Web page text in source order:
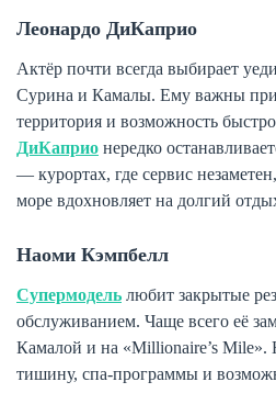
Леонардо ДиКаприо
Актёр почти всегда выбирает
Сурина и Камалы. Ему важны
территория и возможность
ДиКаприо нередко
— курортах, где сервис
море вдохновляет на долгий
Наоми Кэмпбелл
Супермодель любит закрытые
обслуживанием. Чаще всего её
Камалой и на «Millionaire’s Mile».
тишину, спа-программы и